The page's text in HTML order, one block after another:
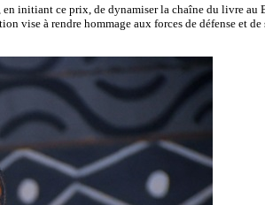
initiant ce prix, de dynamiser la chaîne du livre
vise à rendre hommage aux forces de défense et